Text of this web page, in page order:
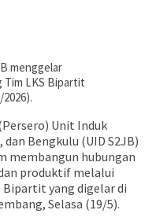
menggelar
Tim LKS Bipartit
Unit Induk
Bengkulu (UID S2JB)
membangun hubungan
produktif melalui
Bipartit yang digelar di
Selasa (19/5).